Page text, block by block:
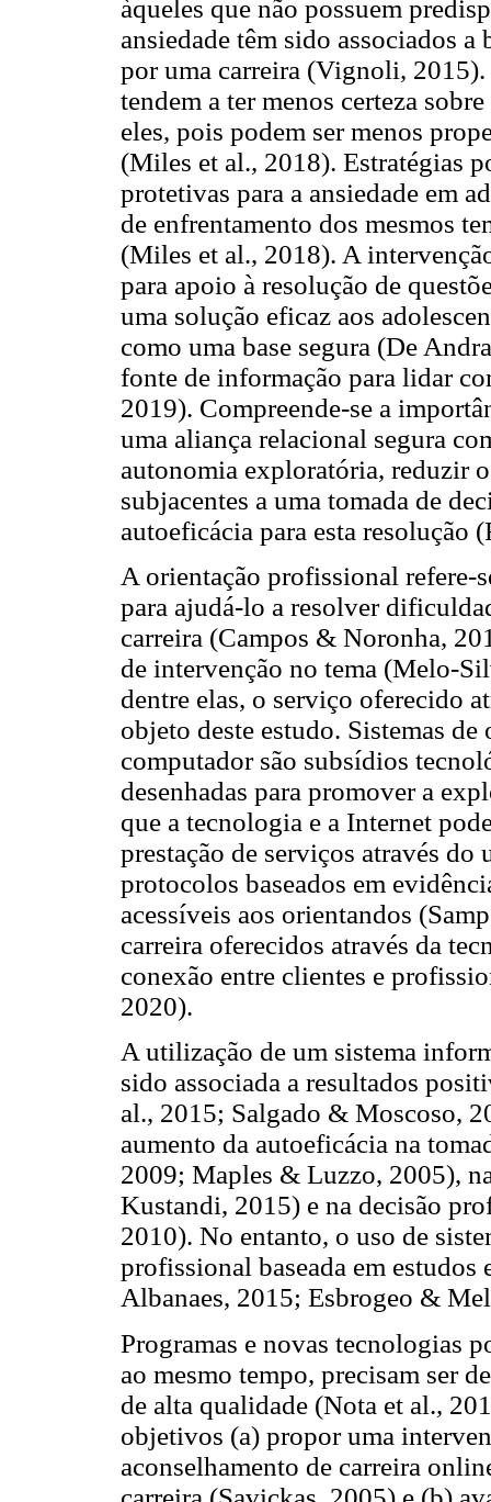
àqueles que não possuem
ansiedade têm sido associados
por uma carreira (Vignoli,
tendem a ter menos certeza
eles, pois podem ser menos
(Miles et al., 2018). Estratégias
protetivas para a ansiedade em
de enfrentamento dos mesmos
(Miles et al., 2018). A
para apoio à resolução de
uma solução eficaz aos
como uma base segura (De
fonte de informação para lidar
2019). Compreende-se a
uma aliança relacional segura
autonomia exploratória, reduzir
subjacentes a uma tomada de
autoeficácia para esta resolução
A orientação profissional
para ajudá-lo a resolver
carreira (Campos & Noronha,
de intervenção no tema (Melo-
dentre elas, o serviço oferecido
objeto deste estudo. Sistemas
computador são subsídios
desenhadas para promover a
que a tecnologia e a Internet
prestação de serviços através do
protocolos baseados em
acessíveis aos orientandos
carreira oferecidos através da
conexão entre clientes e
2020).
A utilização de um sistema
sido associada a resultados
al., 2015; Salgado & Moscoso,
aumento da autoeficácia na
2009; Maples & Luzzo, 2005),
Kustandi, 2015) e na decisão
2010). No entanto, o uso de
profissional baseada em
Albanaes, 2015; Esbrogeo &
Programas e novas tecnologias
ao mesmo tempo, precisam ser
de alta qualidade (Nota et al.,
objetivos (a) propor uma
aconselhamento de carreira